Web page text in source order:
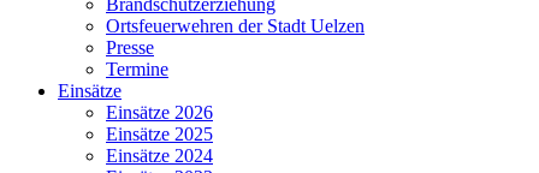
Brandschutzerziehung
Ortsfeuerwehren der Stadt Uelzen
Presse
Termine
Einsätze
Einsätze 2026
Einsätze 2025
Einsätze 2024